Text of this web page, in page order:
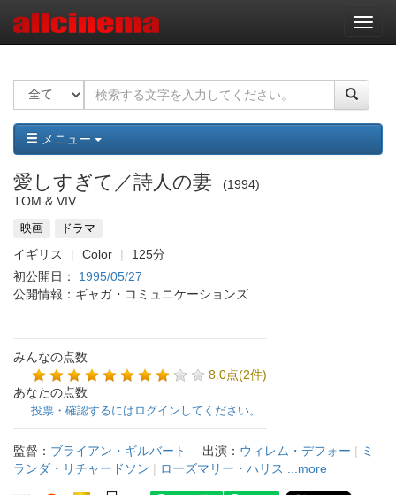
ナ
ビ
ー
ョ
ン
メニュー
愛しすぎて／詩人の妻
1994
TOM & VIV
映画 ドラマ
イギリス Color
125分
初公開日： 1995/05/27
公開情報：ギャガ・コミュニケーションズ
みんなの点数
8.0点(2件)
あなたの点数
投票・確認するにはログインしてください。
監督： ブライアン・ギルバート 出演： ウィレム・デフォー | ミ
ランダ・リチャードソン | ローズマリー・ハリス ...more